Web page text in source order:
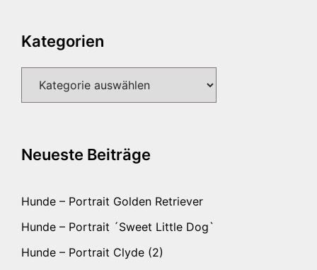
Kategorien
Neueste Beiträge
Hunde – Portrait Golden Retriever
Hunde – Portrait ´Sweet Little Dog`
Hunde – Portrait Clyde (2)